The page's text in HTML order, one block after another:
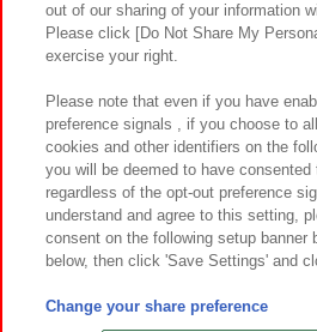
プライバシーポリシー ウェブアクセ
お取引先さまとともに
カスタマーハラスメント対応方針 よく
©Bandai Namco
©Bandai Namco
out of our sharing of your information
Please click [Do Not Share My
exercise your right.
Please note that even if you have
preference signals , if you choose to
cookies and other identifiers on the
you will be deemed to have consented
regardless of the opt-out preference
understand and agree to this setting,
consent on the following setup banner
below, then click 'Save Settings' and
Change your share preference